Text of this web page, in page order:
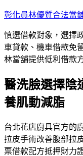
跳
主
要
內
彰化員林優質合法當
慎選借款對象，選擇
車貸款、機車借款免
林當舖提供低利借款
醫洗臉選擇陰
養肌動減脂
台北花店廚具官方的
拉皮手術改善腹部拉
票借款配方抵押財力